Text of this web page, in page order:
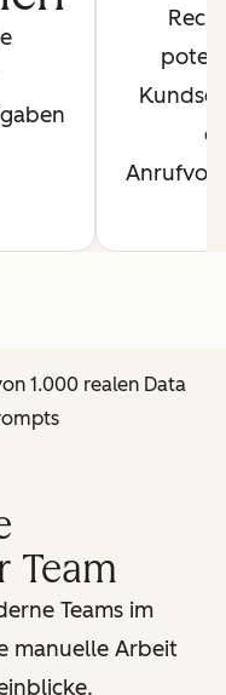
1.000 realen Data
Team
Teams im
manuelle Arbeit